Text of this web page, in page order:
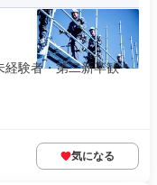
経験者・第二新卒歓
気になる